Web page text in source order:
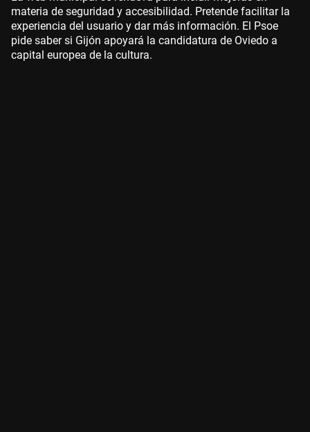
materia de seguridad y accesibilidad. Pretende facilitar la
experiencia del usuario y dar más información. El Psoe
pide saber si Gijón apoyará la candidatura de Oviedo a
capital europea de la cultura.